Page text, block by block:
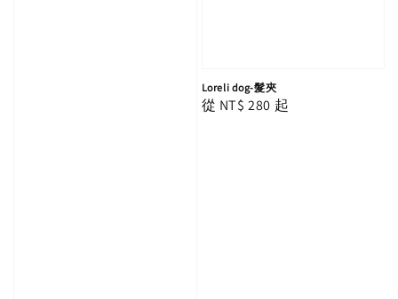
Loreli dog-髮夾
Regular
從 NT$ 280 起